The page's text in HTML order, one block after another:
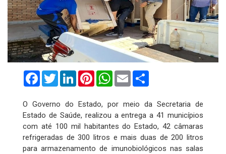
FacebookTwitterLinkedInPinterestWhatsApp
Email
O Governo do Estado, por meio da Secretaria de
Estado de Saúde, realizou a entrega a 41 municípios
com até 100 mil habitantes do Estado, 42 câmaras
refrigeradas de 300 litros e mais duas de 200 litros
para armazenamento de imunobiológicos nas salas